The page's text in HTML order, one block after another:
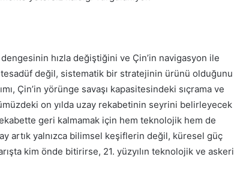
hızla değiştiğini ve Çin’in navigasyon ile
tesadüf değil, sistematik bir stratejinin ürünü olduğunu
Çin’in yörünge savaşı kapasitesindeki sıçrama ve
on yılda uzay rekabetinin seyrini belirleyecek
geri kalmamak için hem teknolojik hem de
artık yalnızca bilimsel keşiflerin değil, küresel güç
kim önde bitirirse, 21. yüzyılın teknolojik ve askeri